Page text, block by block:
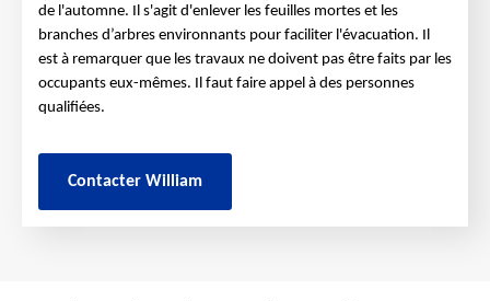
de l'automne. Il s'agit d'enlever les feuilles mortes et les
branches d’arbres environnants pour faciliter l'évacuation. Il
est à remarquer que les travaux ne doivent pas être faits par les
occupants eux-mêmes. Il faut faire appel à des personnes
qualifiées.
Contacter William